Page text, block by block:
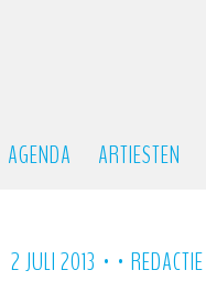
AGENDA ARTIESTEN
2 JULI 2013 • • REDACTIE